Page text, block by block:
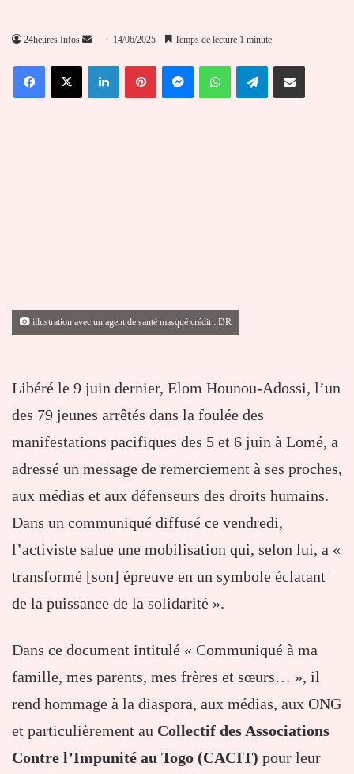
24heures Infos
Envoyer
courriel
14/06/2025 Temps de lecture 1 minute
FacebookX LinkedinPinterestMessengerWhatsAppTelegramPartager par email
illustration avec un agent de santé masqué crédit : DR
Libéré le 9 juin dernier, Elom Hounou-Adossi, l’un
des 79 jeunes arrêtés dans la foulée des
manifestations pacifiques des 5 et 6 juin à Lomé, a
adressé un message de remerciement à ses proches,
aux médias et aux défenseurs des droits humains.
Dans un communiqué diffusé ce vendredi,
l’activiste salue une mobilisation qui, selon lui, a «
transformé [son] épreuve en un symbole éclatant
de la puissance de la solidarité ».
Dans ce document intitulé « Communiqué à ma
famille, mes parents, mes frères et sœurs… », il
rend hommage à la diaspora, aux médias, aux ONG
et particulièrement au Collectif des Associations
Contre l’Impunité au Togo (CACIT) pour leur